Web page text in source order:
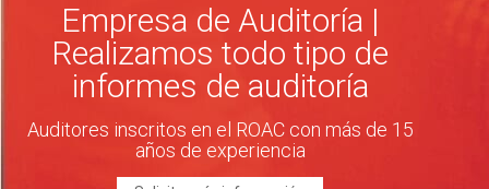
Empresa de Auditoría |
Realizamos todo tipo de
informes de auditoría
Auditores inscritos en el ROAC con más de 15
años de experiencia